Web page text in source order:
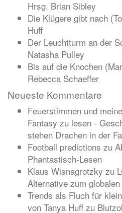
Hrsg. Brian Sibley
Die Klügere gibt nach
Huff
Der Leuchtturm an der
Natasha Pulley
Bis auf die Knochen
Rebecca Schaeffer
Neueste Kommentare
Feuerstimmen und
Fantasy zu lesen -
stehen Drachen in der
Football predictions zu
Phantastisch-Lesen
Klaus Wisnagrotzky zu
Alternative zum
Trends als Fluch für
von Tanya Huff zu